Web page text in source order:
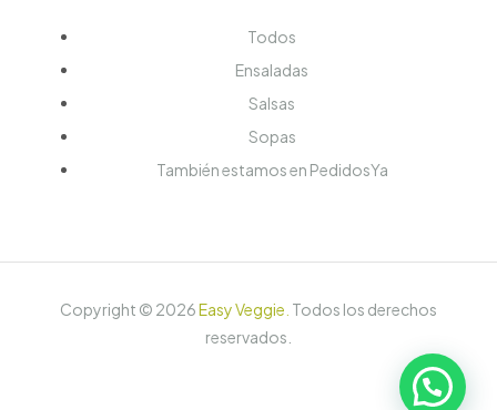
Todos
Ensaladas
Salsas
Sopas
También estamos en PedidosYa
Copyright © 2026Easy Veggie Todos los derechos
reservados.